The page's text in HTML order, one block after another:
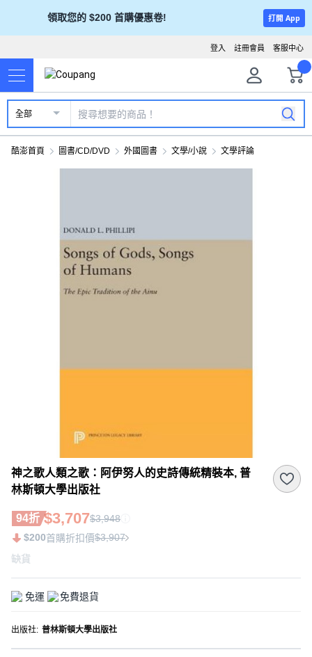
領取您的 $200 首購優惠卷! 打開 App
客服中心
註冊會員
登入
全部
酷澎首頁 圖書/CD/DVD 外國圖書 文學/小說 文學評論
神之歌人類之歌：阿伊努人的史詩傳統精裝本, 普
林斯頓大學出版社
94折 $3,707$3,948
$200首購折扣價$3,907
缺貨
免運 免費退貨
出版社: 普林斯頓大學出版社